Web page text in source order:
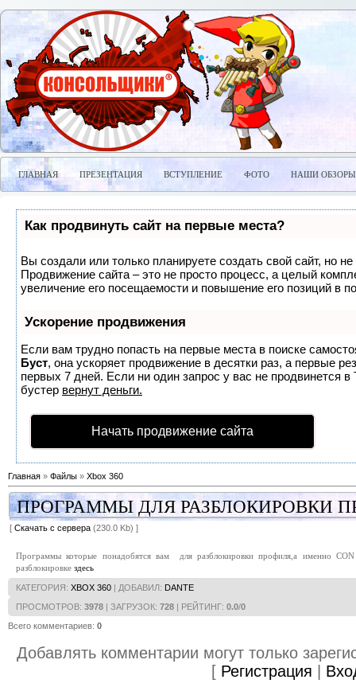
ГЛАВНАЯ ПРЕЗЕНТАЦИЯ ВСТУПЛЕНИЕ ФОТО НАШИ ОБЗОРЫ
Как продвинуть сайт на первые места?
Вы создали или только планируете создать свой сайт, но не
Продвижение сайта – это не просто процесс, а целый
увеличение его посещаемости и повышение его позиций в
Ускорение продвижения
Если вам трудно попасть на первые места в поиске
Буст, она ускоряет продвижение в десятки раз, а первые
первых 7 дней. Если ни один запрос у вас не продвинется
бустер вернут деньги.
Начать продвижение сайта
Главная » Файлы » Xbox 360
ПРОГРАММЫ ДЛЯ РАЗБЛОКИРОВКИ
[ Скачать с сервера (230.0 Kb) ]
Программы которые понадобятся вам для разблокировки профиля,а именно
разблокировке здесь
КАТЕГОРИЯ: XBOX 360 | ДОБАВИЛ: DANTE
ПРОСМОТРОВ: 3978 | ЗАГРУЗОК: 728 | РЕЙТИНГ: 0.0/0
Всего комментариев: 0
Добавлять комментарии могут только
[ Регистрация